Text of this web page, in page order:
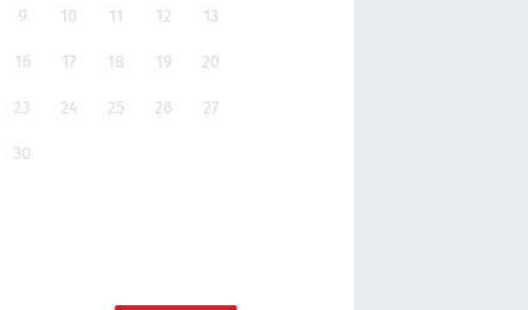
9 10 11 12 13
16 17 18 19 20
23 24 25 26 27
30